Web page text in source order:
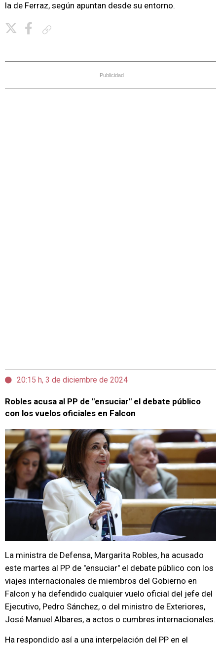
la de Ferraz, según apuntan desde su entorno.
Publicidad
20:15 h, 3 de diciembre de 2024
Robles acusa al PP de "ensuciar" el debate público
con los vuelos oficiales en Falcon
La ministra de Defensa, Margarita Robles, ha acusado
este martes al PP de "ensuciar" el debate público con los
viajes internacionales de miembros del Gobierno en
Falcon y ha defendido cualquier vuelo oficial del jefe del
Ejecutivo, Pedro Sánchez, o del ministro de Exteriores,
José Manuel Albares, a actos o cumbres internacionales.
Ha respondido así a una interpelación del PP en el